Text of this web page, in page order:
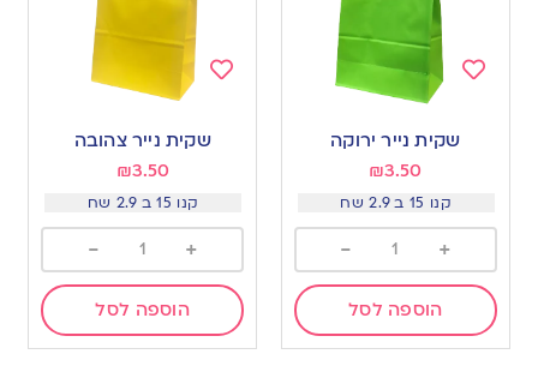
wishlist
שקית נייר ירוקה
₪3.50
קנו 15 ב 2.9 שח
+
-
הוספה לסל
wishlist
שקית נייר צהובה
₪3.50
קנו 15 ב 2.9 שח
+
-
הוספה לסל